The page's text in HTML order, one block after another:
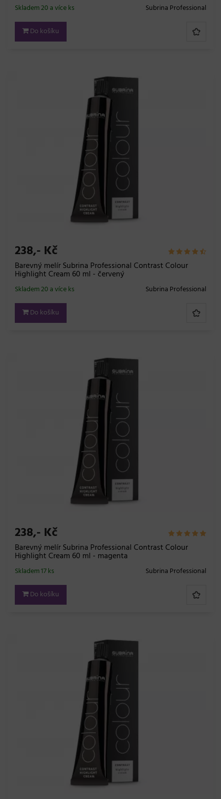
Subrina Professional
Skladem 20 a více ks
Do košíku
238,- Kč
Barevný melír Subrina Professional Contrast Colour
Highlight Cream 60 ml - červený
Subrina Professional
Skladem 20 a více ks
Do košíku
238,- Kč
Barevný melír Subrina Professional Contrast Colour
Highlight Cream 60 ml - magenta
Subrina Professional
Skladem 17 ks
Do košíku